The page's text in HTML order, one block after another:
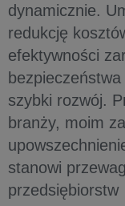
dynamicznie.
redukcję
efektywności
szybki rozwój.
branży, moim
stanowi
przedsiębiorstw